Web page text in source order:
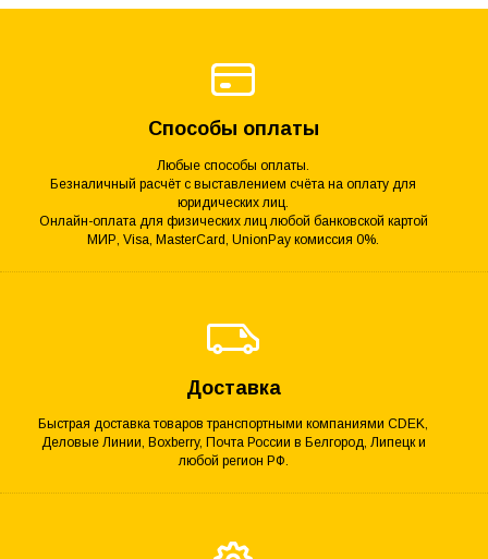
Способы оплаты
Любые способы оплаты.
Безналичный расчёт с выставлением счёта на оплату для
юридических лиц.
Онлайн-оплата для физических лиц любой банковской картой
МИР, Visa, MasterCard, UnionPay комиссия 0%.
Доставка
Быстрая доставка товаров транспортными компаниями CDEK,
Деловые Линии, Boxberry, Почта России в Белгород, Липецк и
любой регион РФ.